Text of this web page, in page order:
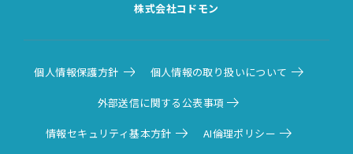
株式会社コドモン
個人情報保護方針 個人情報の取り扱いについて
外部送信に関する公表事項
情報セキュリティ基本方針 AI倫理ポリシー